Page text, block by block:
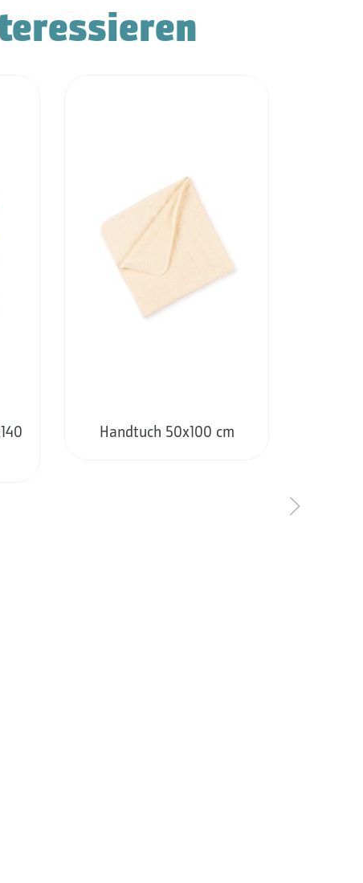
Handtuch 50x100 cm